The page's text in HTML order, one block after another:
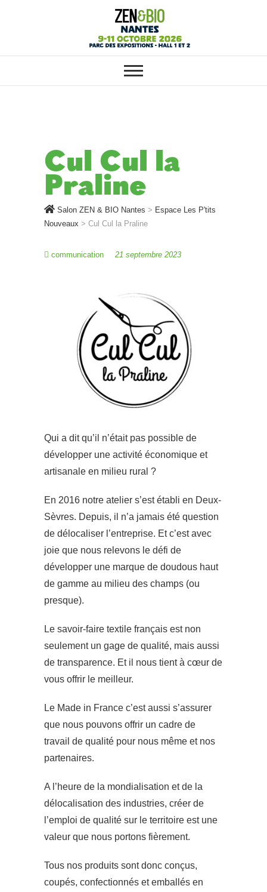
Salon ZEN & BIO
Nantes
SALON ZEN & BIO NANTES :
VOTRE SALON BIO, BIEN-ÊTRE
ET HABITAT SAIN
Cul Cul la
Praline
Salon ZEN & BIO Nantes > Espace Les P'tits
Nouveaux > Cul Cul la Praline
communication 21 septembre 2023
Qui a dit qu’il n’était pas possible de
développer une activité économique et
artisanale en milieu rural ?
En 2016 notre atelier s’est établi en Deux-
Sèvres. Depuis, il n’a jamais été question
de délocaliser l’entreprise. Et c’est avec
joie que nous relevons le défi de
développer une marque de doudous haut
de gamme au milieu des champs (ou
presque).
Le savoir-faire textile français est non
seulement un gage de qualité, mais aussi
de transparence. Et il nous tient à cœur de
vous offrir le meilleur.
Le Made in France c’est aussi s’assurer
que nous pouvons offrir un cadre de
travail de qualité pour nous même et nos
partenaires.
A l’heure de la mondialisation et de la
délocalisation des industries, créer de
l’emploi de qualité sur le territoire est une
valeur que nous portons fièrement.
Tous nos produits sont donc conçus,
coupés, confectionnés et emballés en